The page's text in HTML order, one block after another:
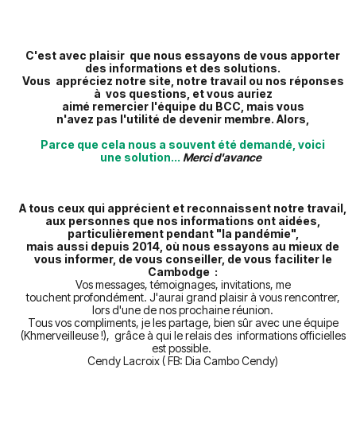
C'est avec plaisir que nous essayons de vous apporter
des informations et des solutions.
Vous appréciez notre site, notre travail ou nos réponses
à vos questions, et vous auriez
aimé remercier l'équipe du BCC, mais vous
n'avez pas l'utilité de devenir membre. Alors,
Parce que cela nous a souvent été demandé, voici
une solution... Merci d'avance
A tous ceux qui apprécient et reconnaissent notre travail,
aux personnes que nos informations ont aidées,
particulièrement pendant "la pandémie",
mais aussi depuis 2014, où nous essayons au mieux de
vous informer, de vous conseiller, de vous faciliter le
Cambodge :
Vos messages, témoignages, invitations, me
touchent profondément. J'aurai grand plaisir à vous rencontrer,
lors d'une de nos prochaine réunion.
Tous vos compliments, je les partage, bien sûr avec une équipe
(Khmerveilleuse !), grâce à qui le relais des informations officielles
est possible.
Cendy Lacroix ( FB: Dia Cambo Cendy)